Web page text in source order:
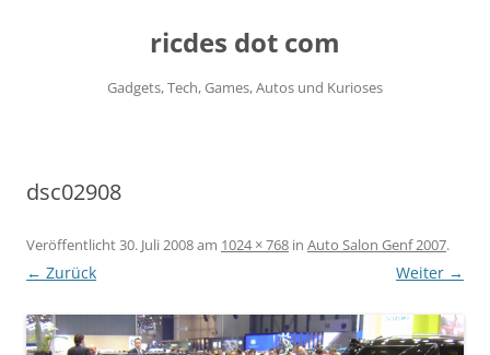
ricdes dot com
Gadgets, Tech, Games, Autos und Kurioses
dsc02908
Veröffentlicht30. Juli 2008am 1024 × 768 in Auto Salon Genf 2007.
← Zurück Weiter →